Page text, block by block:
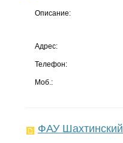
Описание:
Адрес:
Телефон:
Моб.:
ФАУ